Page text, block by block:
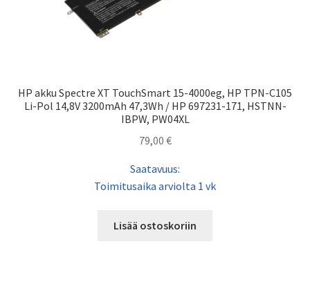
HP akku Spectre XT TouchSmart 15-4000eg, HP TPN-C105
Li-Pol 14,8V 3200mAh 47,3Wh / HP 697231-171, HSTNN-
IBPW, PW04XL
79,00 €
Saatavuus:
Toimitusaika arviolta 1 vk
Lisää ostoskoriin